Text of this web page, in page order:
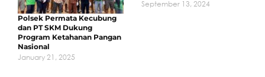
Polsek Permata Kecubung
dan PT SKM Dukung
Program Ketahanan Pangan
Nasional
January 21, 2025
September 13, 2024